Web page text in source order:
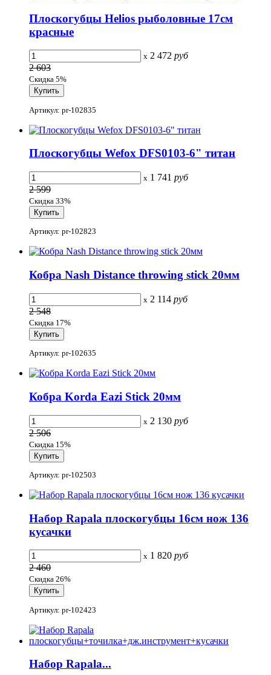
Плоскогубцы Helios рыболовные 17см
красные
x 2 472 руб
2 603
Скидка 5%
Артикул: pr-102835
Плоскогубцы Wefox DFS0103-6" титан
x 1 741 руб
2 599
Скидка 33%
Артикул: pr-102823
Кобра Nash Distance throwing stick 20мм
x 2 114 руб
2 548
Скидка 17%
Артикул: pr-102635
Кобра Korda Eazi Stick 20мм
x 2 130 руб
2 506
Скидка 15%
Артикул: pr-102503
Набор Rapala плоскогубцы 16см нож 136
кусачки
x 1 820 руб
2 460
Скидка 26%
Артикул: pr-102423
Набор Rapala...